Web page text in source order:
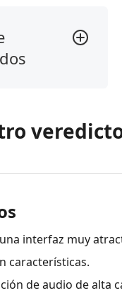
interfaz muy
características.
de audio de alta